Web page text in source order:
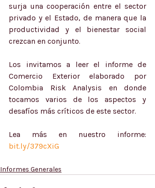
surja una cooperación entre el sector
privado y el Estado, de manera que la
productividad y el bienestar social
crezcan en conjunto.
Los invitamos a leer el informe de
Comercio Exterior elaborado por
Colombia Risk Analysis en donde
tocamos varios de los aspectos y
desafíos más críticos de este sector.
Lea más en nuestro
bit.ly/379cXiG
Informes Generales